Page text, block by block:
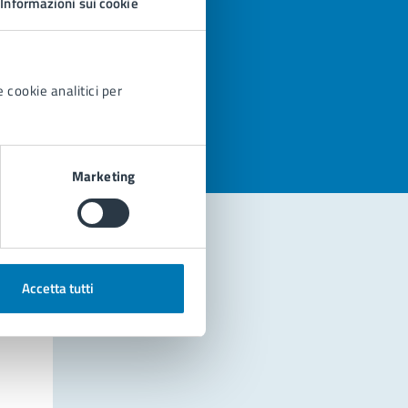
cookie analitici per
Marketing
Accetta tutti